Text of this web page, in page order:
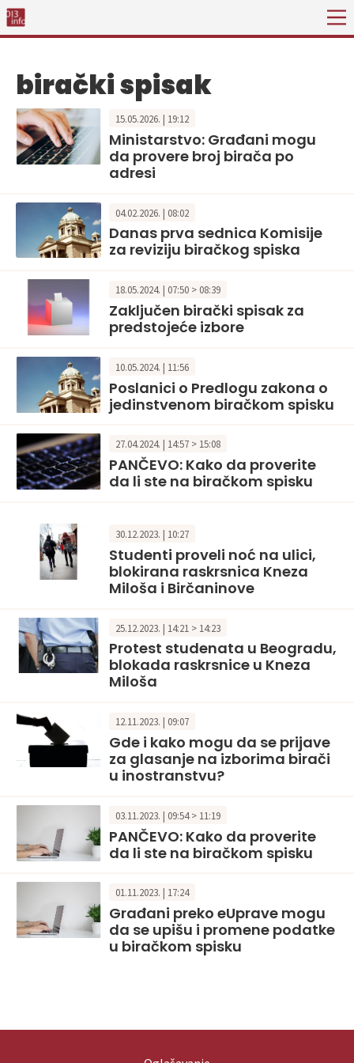
birački spisak
15.05.2026. | 19:12
Ministarstvo: Građani mogu
da provere broj birača po
adresi
04.02.2026. | 08:02
Danas prva sednica Komisije
za reviziju biračkog spiska
18.05.2024. | 07:50 > 08:39
Zaključen birački spisak za
predstojeće izbore
10.05.2024. | 11:56
Poslanici o Predlogu zakona o
jedinstvenom biračkom spisku
27.04.2024. | 14:57 > 15:08
PANČEVO: Kako da proverite
da li ste na biračkom spisku
30.12.2023. | 10:27
Studenti proveli noć na ulici,
blokirana raskrsnica Kneza
Miloša i Birčaninove
25.12.2023. | 14:21 > 14:23
Protest studenata u Beogradu,
blokada raskrsnice u Kneza
Miloša
12.11.2023. | 09:07
Gde i kako mogu da se prijave
za glasanje na izborima birači
u inostranstvu?
03.11.2023. | 09:54 > 11:19
PANČEVO: Kako da proverite
da li ste na biračkom spisku
01.11.2023. | 17:24
Građani preko eUprave mogu
da se upišu i promene podatke
u biračkom spisku